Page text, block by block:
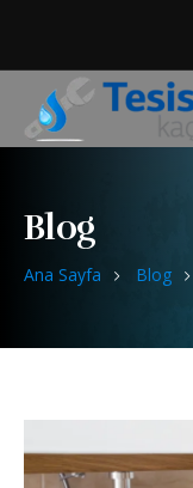
Blog
Ana Sayfa Blog